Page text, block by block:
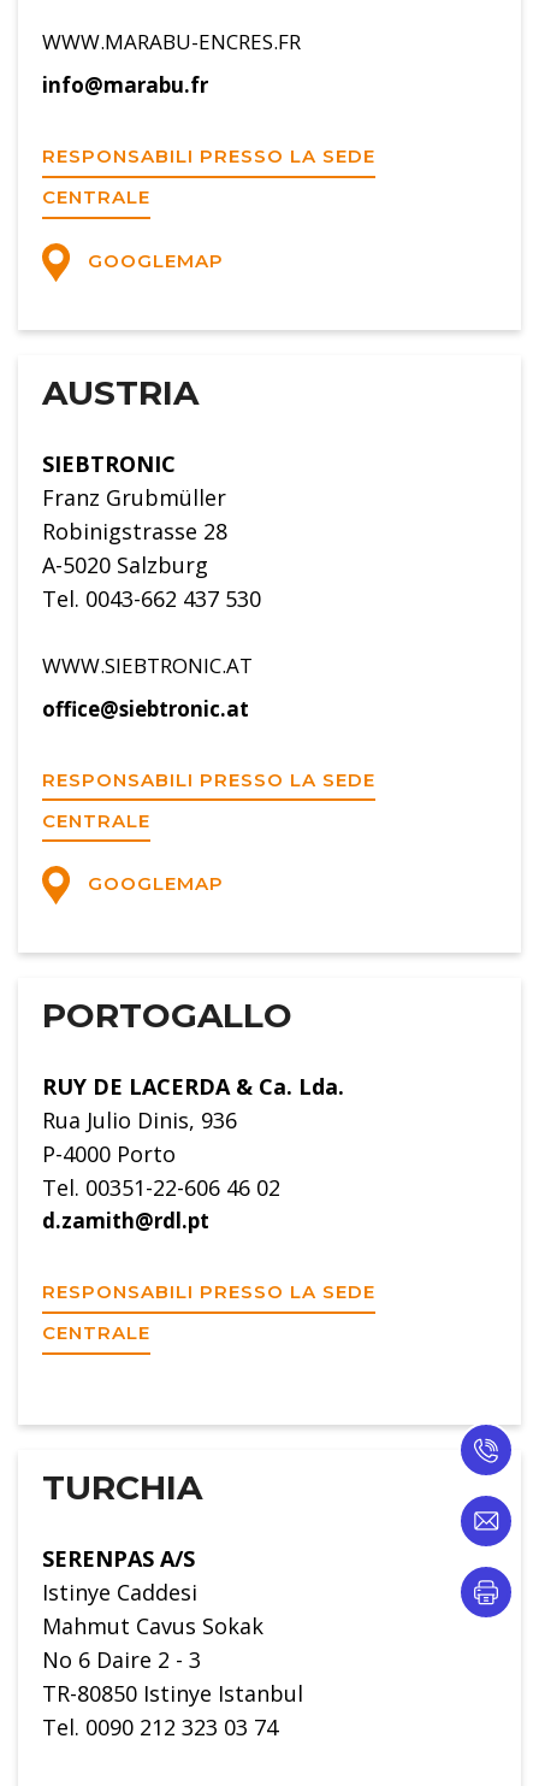
WWW.MARABU-ENCRES.FR
info@marabu.fr
RESPONSABILI PRESSO LA SEDE
CENTRALE
GOOGLEMAP
AUSTRIA
SIEBTRONIC
Franz Grubmüller
Robinigstrasse 28
A-5020 Salzburg
Tel. 0043-662 437 530
WWW.SIEBTRONIC.AT
office@siebtronic.at
RESPONSABILI PRESSO LA SEDE
CENTRALE
GOOGLEMAP
PORTOGALLO
RUY DE LACERDA & Ca. Lda.
Rua Julio Dinis, 936
P-4000 Porto
Tel. 00351-22-606 46 02
d.zamith@rdl.pt
RESPONSABILI PRESSO LA SEDE
CENTRALE
TURCHIA
SERENPAS A/S
Istinye Caddesi
Mahmut Cavus Sokak
No 6 Daire 2 - 3
TR-80850 Istinye Istanbul
Tel. 0090 212 323 03 74